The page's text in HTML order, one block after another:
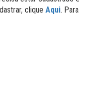
clique Aqui. Para